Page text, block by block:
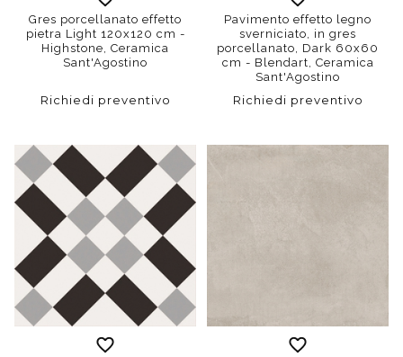
Gres porcellanato effetto
pietra Light 120x120 cm -
Highstone, Ceramica
Sant'Agostino
Richiedi preventivo
Pavimento effetto legno
sverniciato, in gres
porcellanato, Dark 60x60
cm - Blendart, Ceramica
Sant'Agostino
Richiedi preventivo